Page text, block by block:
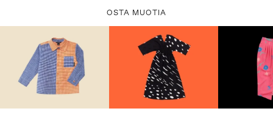
OSTA MUOTIA